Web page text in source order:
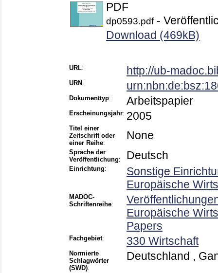
PDF
dp0593.pdf-
Download (469kB)
URL: http://ub-
URN :
Dokumenttyp: Arbeitspapier
Erscheinungsjahr: 2005
Titel einer
Zeitschrift oder
einer Reihe:
None
Sprache der
Veröffentlichung: Deutsch
Einrichtung:
Sonstige
Europäische
MADOC-
Schriftenreihe:
Europäische
Papers
Fachgebiet: 330 Wirtschaft
Normierte
Schlagwörter
(SWD):
Deutschland ,